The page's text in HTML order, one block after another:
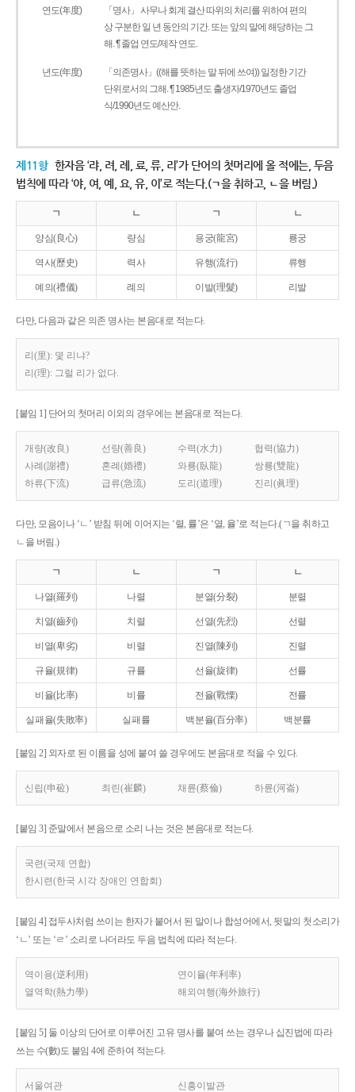
연도(年度)
「명사」 사무나 회계 결산 따위의 처리를 위하여 편의
상 구분한 일 년 동안의 기간. 또는 앞의 말에 해당하는 그
해. ¶ 졸업 연도/제작 연도.
년도(年度)
「의존명사」((해를 뜻하는 말 뒤에 쓰여)) 일정한 기간
단위로서의 그해. ¶ 1985년도 출생자/1970년도 졸업
식/1990년도 예산안.
제11항 한자음 ‘랴, 려, 례, 료, 류, 리’가 단어의 첫머리에 올 적에는, 두음
법칙에 따라 ‘야, 여, 예, 요, 유, 이’로 적는다.(ㄱ을 취하고, ㄴ을 버림.)
ㄱ ㄴ ㄱ ㄴ
양심(良心) 량심 용궁(龍宮) 룡궁
역사(歷史) 력사 유행(流行) 류행
예의(禮儀) 례의 이발(理髮) 리발
다만, 다음과 같은 의존 명사는 본음대로 적는다.
리(里): 몇 리냐?
리(理): 그럴 리가 없다.
[붙임 1] 단어의 첫머리 이외의 경우에는 본음대로 적는다.
개량(改良) 선량(善良) 수력(水力)
협력(協力)
사례(謝禮)
혼례(婚禮) 와룡(臥龍)
쌍룡(雙龍)
하류(下流)
급류(急流) 도리(道理) 진리(眞理)
다만, 모음이나 ‘ㄴ’ 받침 뒤에 이어지는 ‘렬, 률’은 ‘열, 율’로 적는다.(ㄱ을 취하고
ㄴ을 버림.)
ㄱ ㄴ ㄱ ㄴ
나열(羅列) 나렬 분열(分裂) 분렬
치열(齒列) 치렬 선열(先烈) 선렬
비열(卑劣) 비렬 진열(陳列) 진렬
규율(規律) 규률 선율(旋律) 선률
비율(比率) 비률 전율(戰慄) 전률
실패율(失敗率) 실패률 백분율(百分率) 백분률
[붙임 2] 외자로 된 이름을 성에 붙여 쓸 경우에도 본음대로 적을 수 있다.
신립(申砬) 최린(崔麟) 채륜(蔡倫) 하륜(河崙)
[붙임 3] 준말에서 본음으로 소리 나는 것은 본음대로 적는다.
국련(국제 연합)
한시련(한국 시각 장애인 연합회)
[붙임 4] 접두사처럼 쓰이는 한자가 붙어서 된 말이나 합성어에서, 뒷말의 첫소리가
‘ㄴ’ 또는 ‘ㄹ’ 소리로 나더라도 두음 법칙에 따라 적는다.
역이용(逆利用)
연이율(年利率)
열역학(熱力學)
해외여행(海外旅行)
[붙임 5] 둘 이상의 단어로 이루어진 고유 명사를 붙여 쓰는 경우나 십진법에 따라
쓰는 수(數)도 붙임 4에 준하여 적는다.
서울여관 신흥이발관